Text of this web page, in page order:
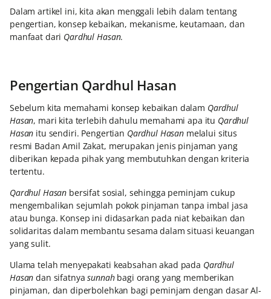
Dalam artikel ini, kita akan menggali lebih dalam tentang
pengertian, konsep kebaikan, mekanisme, keutamaan, dan
manfaat dari Qardhul Hasan.
Pengertian Qardhul Hasan
Sebelum kita memahami konsep kebaikan dalam Qardhul
Hasan, mari kita terlebih dahulu memahami apa itu Qardhul
Hasan itu sendiri. Pengertian Qardhul Hasan melalui situs
resmi Badan Amil Zakat, merupakan jenis pinjaman yang
diberikan kepada pihak yang membutuhkan dengan kriteria
tertentu.
Qardhul Hasan bersifat sosial, sehingga peminjam cukup
mengembalikan sejumlah pokok pinjaman tanpa imbal jasa
atau bunga. Konsep ini didasarkan pada niat kebaikan dan
solidaritas dalam membantu sesama dalam situasi keuangan
yang sulit.
Ulama telah menyepakati keabsahan akad pada Qardhul
Hasan dan sifatnyasunnahbagi orang yang memberikan
pinjaman, dan diperbolehkan bagi peminjam dengan dasar Al-